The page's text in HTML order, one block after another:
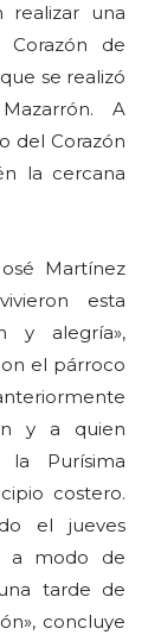
realizar una
Corazón de
se realizó
A
del Corazón
la cercana
Martínez
esta
y alegría»,
el párroco
y a quien
Purísima
costero.
el jueves
a modo de
tarde de
concluye